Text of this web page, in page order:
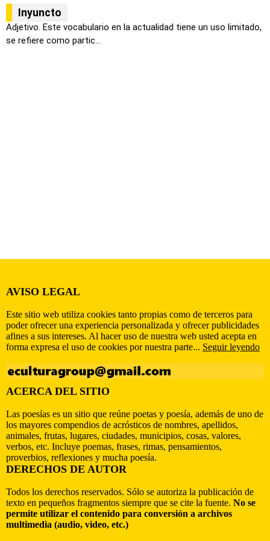
Inyuncto
Adjetivo. Este vocabulario en la actualidad tiene un uso limitado,
se refiere como partic...
AVISO LEGAL
Este sitio web utiliza cookies tanto propias como de terceros para
poder ofrecer una experiencia personalizada y ofrecer publicidades
afines a sus intereses. Al hacer uso de nuestra web usted acepta en
forma expresa el uso de cookies por nuestra parte... Seguir leyendo
ACERCA DEL SITIO
Las poesías es un sitio que reúne poetas y poesía, además de uno de
los mayores compendios de acrósticos de nombres, apellidos,
animales, frutas, lugares, ciudades, municipios, cosas, valores,
verbos, etc. Incluye poemas, frases, rimas, pensamientos,
proverbios, reflexiones y mucha poesía.
DERECHOS DE AUTOR
Todos los derechos reservados. Sólo se autoriza la publicación de
texto en pequeños fragmentos siempre que se cite la fuente. No se
permite utilizar el contenido para conversión a archivos
multimedia (audio, video, etc.)